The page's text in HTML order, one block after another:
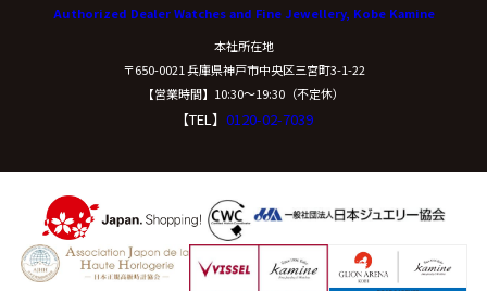
Authorized Dealer Watches and Fine Jewellery, Kobe Kamine
本社所在地
〒650-0021 兵庫県神戸市中央区三宮町3-1-22
【営業時間】10:30〜19:30（不定休）
【TEL】 0120-02-7039